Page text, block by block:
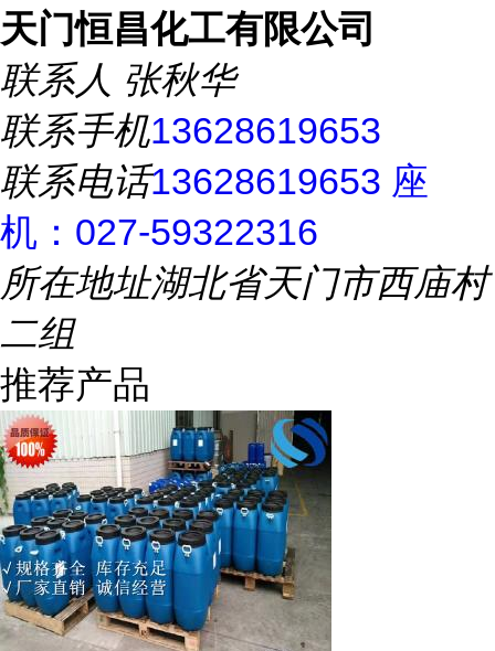
天门恒昌化工有限公司
联系人 张秋华
联系手机13628619653
联系电话13628619653 座
机：027-59322316
所在地址湖北省天门市西庙村
二组
推荐产品